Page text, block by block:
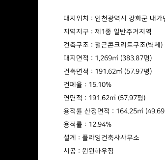
대지위치 : 인천광역시 강화군 내가
지역지구 : 제1종 일반주거지역
건축구조 : 철근콘크리트구조(벽체
대지면적 : 1,269㎡ (383.87평)
건축면적 : 191.62㎡ (57.97평)
건폐율 : 15.10%
연면적 : 191.62㎡ (57.97평)
용적률 산정면적 : 164.25㎡
용적률 : 12.94%
설계 : 플라잉건축사사무소
시공 : 윈윈하우징